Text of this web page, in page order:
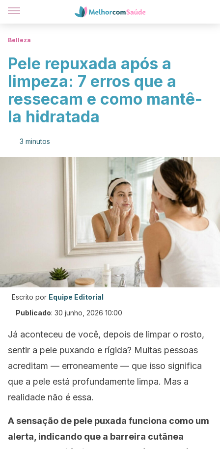
Belleza
Pele repuxada após a
limpeza: 7 erros que a
ressecam e como mantê-
la hidratada
3 minutos
Escrito por Equipe Editorial
Publicado: 30 junho, 2026 10:00
Já aconteceu de você, depois de limpar o rosto,
sentir a pele puxando e rígida? Muitas pessoas
acreditam — erroneamente — que isso significa
que a pele está profundamente limpa. Mas a
realidade não é essa.
A sensação de pele puxada funciona como um
alerta, indicando que a barreira cutânea